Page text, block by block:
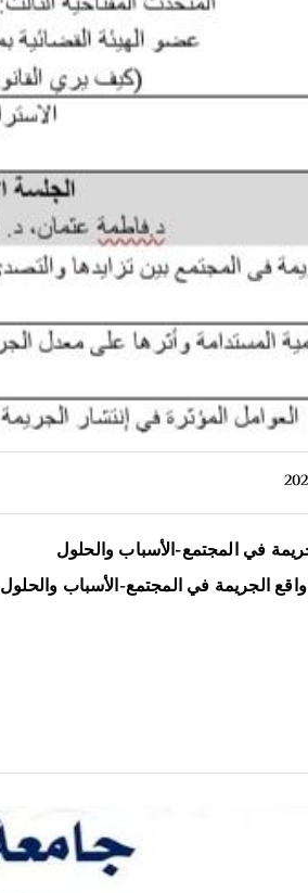
في المجتمع-الأسباب والحلول
الجريمة في المجتمع-الأسباب والحلول